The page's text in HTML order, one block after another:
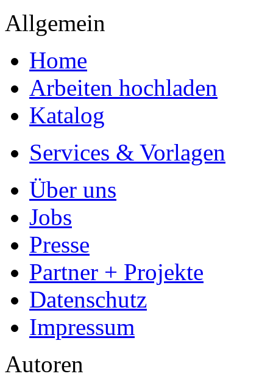
Allgemein
Home
Arbeiten hochladen
Katalog
Services & Vorlagen
Über uns
Jobs
Presse
Partner + Projekte
Datenschutz
Impressum
Autoren